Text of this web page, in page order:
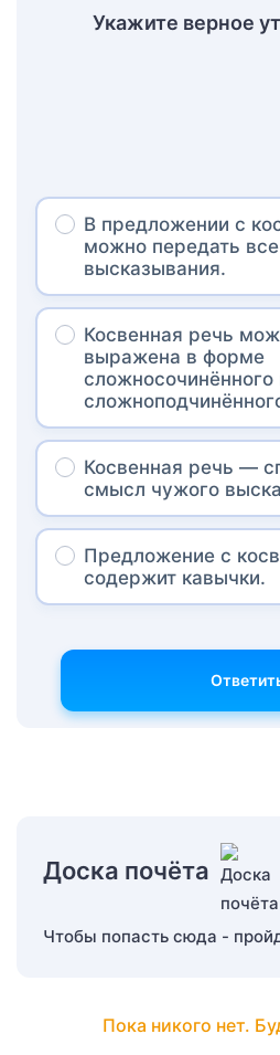
Укажите верное
В предложении с
можно передать
высказывания.
Косвенная речь
выражена в форме
сложносочинённого
Косвенная речь —
смысл чужого
Предложение с
содержит кавычки.
Доска почёта
Чтобы попасть сюда -
Пока никого нет.